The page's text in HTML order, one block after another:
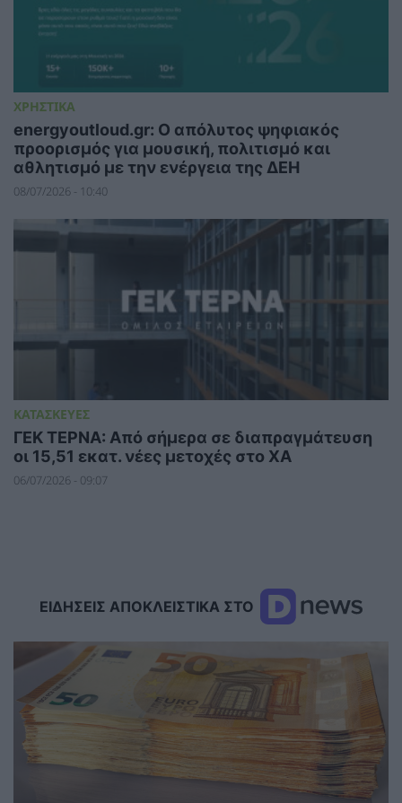
ΧΡΗΣΤΙΚΑ
energyoutloud.gr: Ο απόλυτος ψηφιακός
προορισμός για μουσική, πολιτισμό και
αθλητισμό με την ενέργεια της ΔΕΗ
08/07/2026 - 10:40
ΚΑΤΑΣΚΕΥΕΣ
ΓΕΚ ΤΕΡΝΑ: Από σήμερα σε διαπραγμάτευση
οι 15,51 εκατ. νέες μετοχές στο ΧΑ
06/07/2026 - 09:07
ΕΙΔΗΣΕΙΣ ΑΠΟΚΛΕΙΣΤΙΚΑ ΣΤΟ